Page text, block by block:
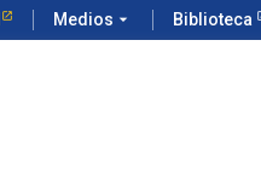
Medios arrow_drop_down Biblioteca